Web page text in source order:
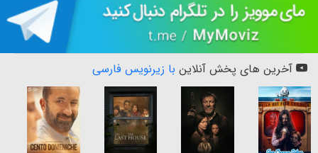
آخرین های پخش آنلاین با زیرنویس فارسی